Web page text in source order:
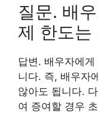
질문. 배
제 한도는
답변. 배우자에
니다. 즉, 배우자
않아도 됩니다.
여 증여할 경우